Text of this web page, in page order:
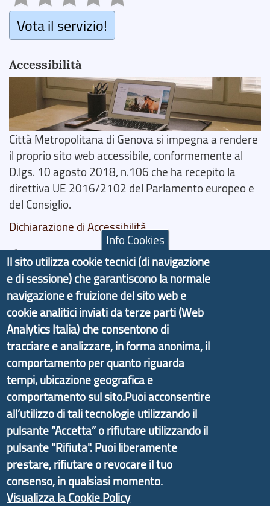
Vota il servizio!
Accessibilità
Città Metropolitana di Genova si impegna a rendere
il proprio sito web accessibile, conformemente al
D.lgs. 10 agosto 2018, n.106 che ha recepito la
direttiva UE 2016/2102 del Parlamento europeo e
del Consiglio.
Dichiarazione di Accessibilità
Il progetto Aree Interne
Il portale di marketing territoriale e sviluppo locale
di Genova Città Metropolitana si è sviluppato a
partire dal progetto nazionale Aree Interne
promosso dal Dipartimento per lo Sviluppo
Economico e finalizzato al rilancio socio-economico
delle valli dell’entroterra. In particolare fornisce
informazioni ed aggiornamenti sullaStrategia
d'Area Antola-Tigullio, in collaborazione con Regione
Liguria ed ANCI Liguria.
Info Cookies
Il sito utilizza cookie tecnici (di navigazione
e di sessione) che garantiscono la normale
navigazione e fruizione del sito web e
cookie analitici inviati da terze parti (Web
Analytics Italia) che consentono di
tracciare e analizzare, in forma anonima, il
comportamento per quanto riguarda
tempi, ubicazione geografica e
comportamento sul sito.Puoi acconsentire
all’utilizzo di tali tecnologie utilizzando il
pulsante “Accetta” o rifiutare utilizzando il
pulsante "Rifiuta". Puoi liberamente
prestare, rifiutare o revocare il tuo
consenso, in qualsiasi momento.
Visualizza la Cookie Policy